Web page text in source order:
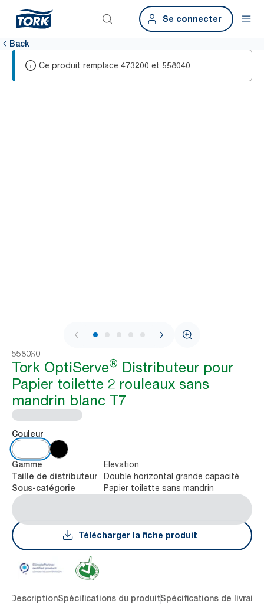
Se connecter
Back
Ce produit remplace 473200 et 558040
1 / 8
558060
Tork OptiServe® Distributeur pour
Papier toilette 2 rouleaux sans
mandrin blanc T7
Couleur
Gamme Elevation
Taille de distributeur Double horizontal grande capacité
Sous-catégorie Papier toilette sans mandrin
Télécharger la fiche produit
DescriptionSpécifications du produitSpécifications de